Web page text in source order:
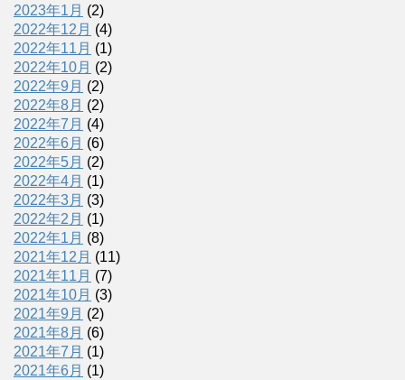
2023年1月 (2)
2022年12月 (4)
2022年11月 (1)
2022年10月 (2)
2022年9月 (2)
2022年8月 (2)
2022年7月 (4)
2022年6月 (6)
2022年5月 (2)
2022年4月 (1)
2022年3月 (3)
2022年2月 (1)
2022年1月 (8)
2021年12月 (11)
2021年11月 (7)
2021年10月 (3)
2021年9月 (2)
2021年8月 (6)
2021年7月 (1)
2021年6月 (1)